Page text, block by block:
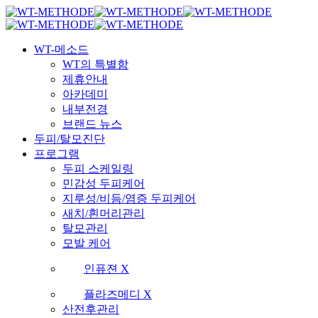
국내 최초 두피케어 브랜드
국내 최초 두피케어 브랜드
Skip
to
content
Menu
WT-메소드
WT의 특별함
제휴안내
아카데미
내부전경
브랜드 뉴스
두피/탈모진단
프로그램
두피 스케일링
민감성 두피케어
지루성/비듬/염증 두피케어
새치/흰머리관리
탈모관리
모발 케어
인퓨젼 X
플라즈메디 X
산전후관리